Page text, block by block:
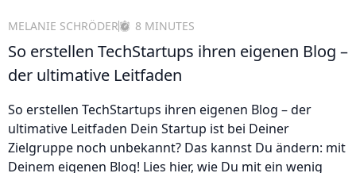
MELANIE SCHRÖDER 8 MINUTES
So erstellen TechStartups ihren eigenen Blog –
der ultimative Leitfaden
So erstellen TechStartups ihren eigenen Blog – der
ultimative Leitfaden Dein Startup ist bei Deiner
Zielgruppe noch unbekannt? Das kannst Du ändern: mit
Deinem eigenen Blog! Lies hier, wie Du mit ein wenig